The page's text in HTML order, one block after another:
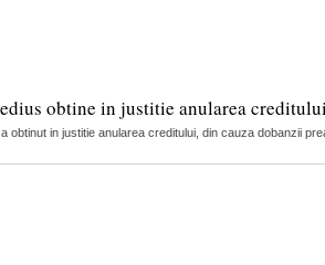
obtine in justitie anularea
obtinut in justitie anularea creditului, din cauza dobanzii